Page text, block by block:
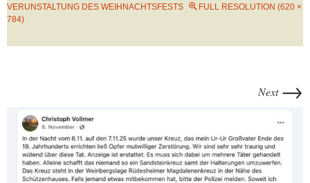
VERUNSTALTUNG DES WEIHNACHTSFESTS
FULL RESOLUTION (620 ×
784)
Next →